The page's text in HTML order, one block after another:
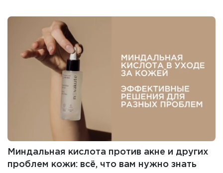
Миндальная кислота против акне и других
проблем кожи: всё, что вам нужно знать